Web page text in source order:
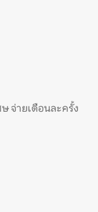
จ่ายเดือนละครั้ง